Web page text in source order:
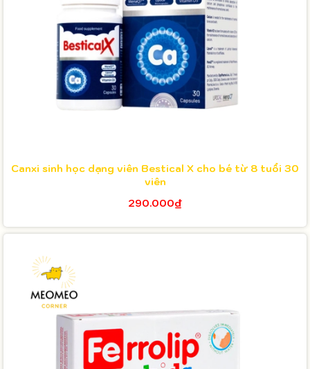
Canxi sinh học dạng viên Bestical X cho bé từ 8 tuổi 30
viên
290.000₫